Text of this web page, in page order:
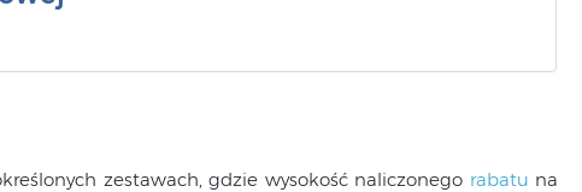
zestawach, gdzie wysokość naliczonego rabatu na